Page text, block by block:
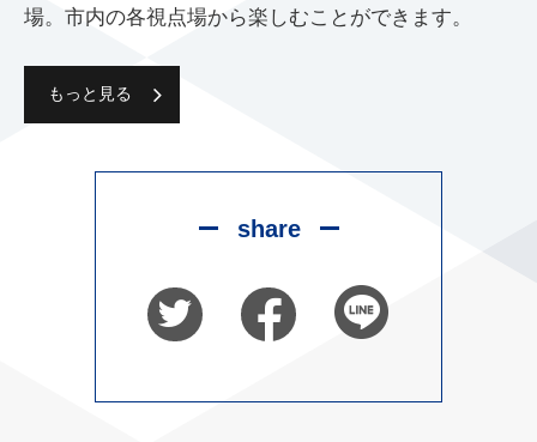
場。市内の各視点場から楽しむことができます。
もっと見る
share